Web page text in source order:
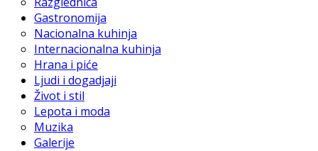
Gastronomija
Nacionalna kuhinja
Internacionalna kuhinja
Hrana i piće
Ljudi i dogadjaji
Život i stil
Lepota i moda
Muzika
Galerije